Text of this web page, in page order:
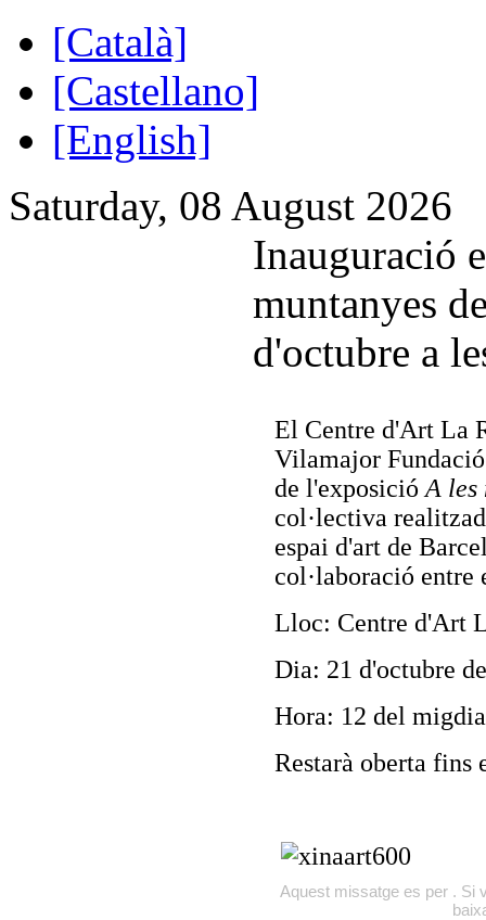
[Català]
[Castellano]
[English]
Saturday, 08 August 2026
Inauguració
muntanyes
d'octubre a
El Centre d'Art La
Vilamajor
de l'exposició A les
col·lectiva
espai d'art de
col·laboració entre
Lloc: Centre d'Art
Dia: 21 d'octubre
Hora: 12 del
Restarà oberta fins
Aquest missatge es per . Si